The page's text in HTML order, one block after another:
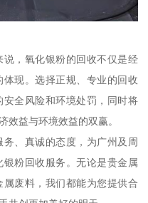
，氧化银粉的回收不仅是经
现。选择正规、专业的回收
全风险和环境处罚，同时将
效益与环境效益的双赢。
、真诚的态度，为广州及周
粉回收服务。无论是贵金属
废料，我们都能为您提供合